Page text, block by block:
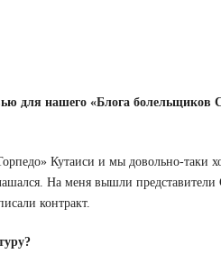
для нашего «Блога болельщиков
Кутаиси и мы довольно-таки
На меня вышли представители
контракт.